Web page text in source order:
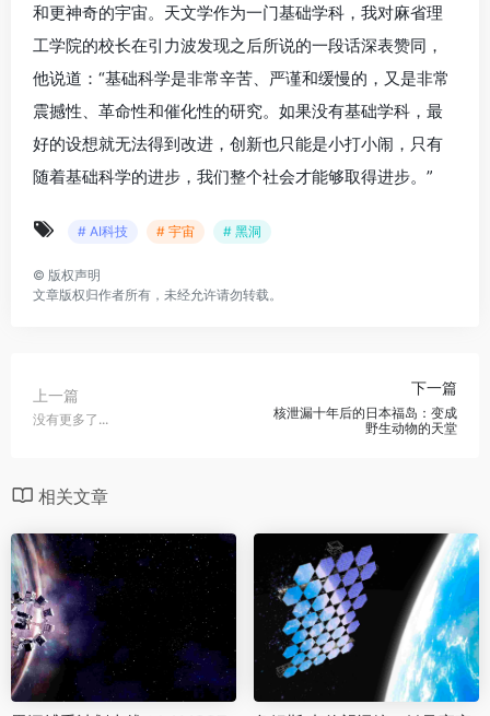
和更神奇的宇宙。天文学作为一门基础学科，我对麻省理
工学院的校长在引力波发现之后所说的一段话深表赞同，
他说道：“基础科学是非常辛苦、严谨和缓慢的，又是非常
震撼性、革命性和催化性的研究。如果没有基础学科，最
好的设想就无法得到改进，创新也只能是小打小闹，只有
随着基础科学的进步，我们整个社会才能够取得进步。”
# AI科技 # 宇宙 # 黑洞
© 版权声明
文章版权归作者所有，未经允许请勿转载。
上一篇
没有更多了...
下一篇
核泄漏十年后的日本福岛：变成
野生动物的天堂
相关文章